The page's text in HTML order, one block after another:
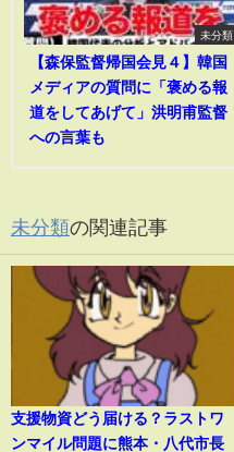
未分類
【森保監督帰国会見４】韓国
メディアの質問に「褒める報
道をしてあげて」洪明甫監督
への言葉も
未分類の関連記事
支援物資どう届ける？ラストワ
ンマイル問題に熊本・八代市長